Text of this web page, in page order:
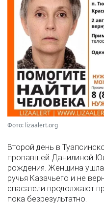
Фото: lizaalert.org
Второй день в
пропавшей Данилиной
рождения. Женщина ушла
ручья Казачьего и не
спасатели продолжают
пока безрезультатно.